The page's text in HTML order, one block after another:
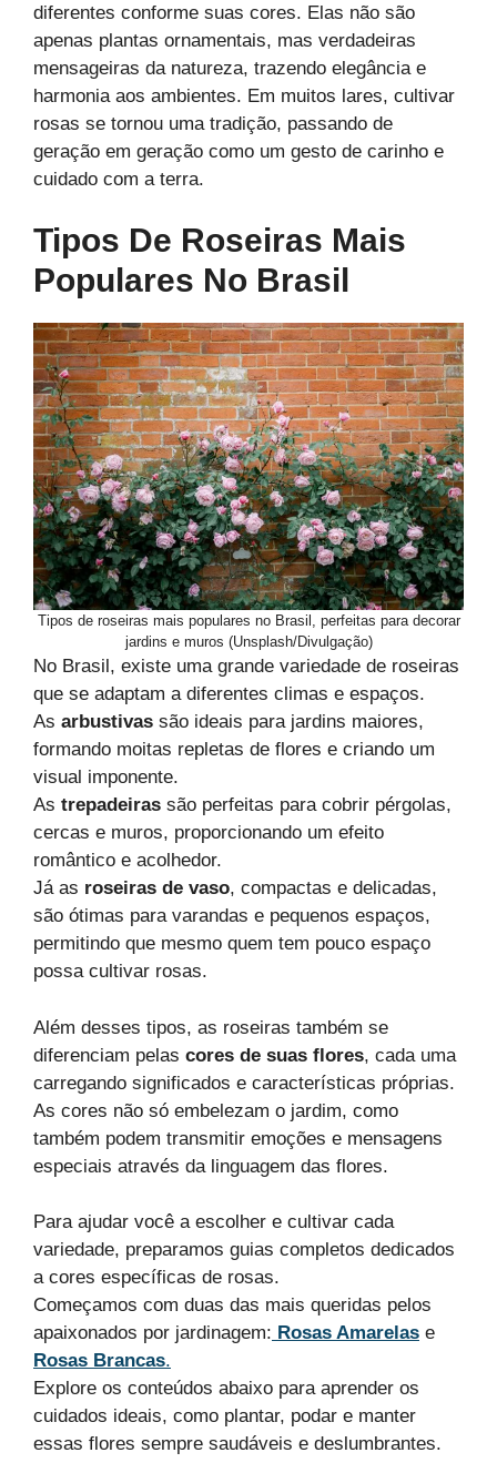
diferentes conforme suas cores. Elas não são
apenas plantas ornamentais, mas verdadeiras
mensageiras da natureza, trazendo elegância e
harmonia aos ambientes. Em muitos lares, cultivar
rosas se tornou uma tradição, passando de
geração em geração como um gesto de carinho e
cuidado com a terra.
Tipos De Roseiras Mais
Populares No Brasil
Tipos de roseiras mais populares no Brasil, perfeitas para decorar
jardins e muros (Unsplash/Divulgação)
No Brasil, existe uma grande variedade de roseiras
que se adaptam a diferentes climas e espaços.
As arbustivas são ideais para jardins maiores,
formando moitas repletas de flores e criando um
visual imponente.
As trepadeiras são perfeitas para cobrir pérgolas,
cercas e muros, proporcionando um efeito
romântico e acolhedor.
Já as roseiras de vaso, compactas e delicadas,
são ótimas para varandas e pequenos espaços,
permitindo que mesmo quem tem pouco espaço
possa cultivar rosas.
Além desses tipos, as roseiras também se
diferenciam pelas cores de suas flores, cada uma
carregando significados e características próprias.
As cores não só embelezam o jardim, como
também podem transmitir emoções e mensagens
especiais através da linguagem das flores.
Para ajudar você a escolher e cultivar cada
variedade, preparamos guias completos dedicados
a cores específicas de rosas.
Começamos com duas das mais queridas pelos
apaixonados por jardinagem: Rosas Amarelas e
Rosas Brancas.
Explore os conteúdos abaixo para aprender os
cuidados ideais, como plantar, podar e manter
essas flores sempre saudáveis e deslumbrantes.